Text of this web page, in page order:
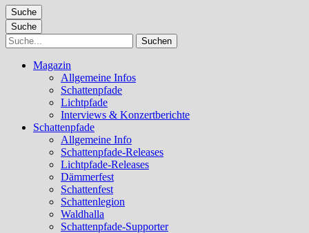
Suche
Suche
Suche
Magazin
Allgemeine Infos
Schattenpfade
Lichtpfade
Interviews & Konzertberichte
Schattenpfade
Allgemeine Info
Schattenpfade-Releases
Lichtpfade-Releases
Dämmerfest
Schattenfest
Schattenlegion
Waldhalla
Schattenpfade-Supporter